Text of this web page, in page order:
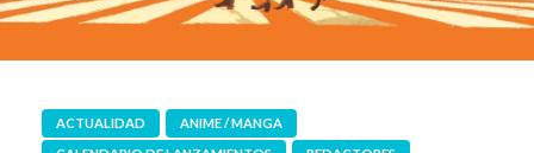
ACTUALIDAD
ANIME / MANGA